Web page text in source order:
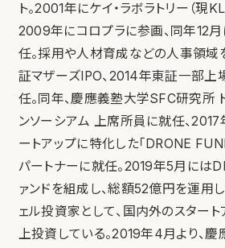
ト。2001年にケイ・ラボラトリー（現
2009年にコロプラに参画、同年12
任。採用や人材育成などの人事領域
証マザーズIPO、2014年東証一部上
任。同年、慶應義塾大学SFC研究所
ンソーシアム 上席所員に就任、2017
ートアップに特化した「DRONE
パートナーに就任。2019年5月には
ァンドを組成し、総額52億円を運用し
ェル投資家として、国内外のスター
上投資している。2019年4月より、